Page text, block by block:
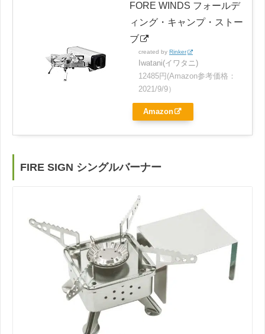
FORE WINDS フォールデ
ィング・キャンプ・ストー
ブ
created by Rinker
Iwatani(イワタニ)
12485円(Amazon参考価格：
2021/9/9）
Amazon
FIRE SIGN シングルバーナー